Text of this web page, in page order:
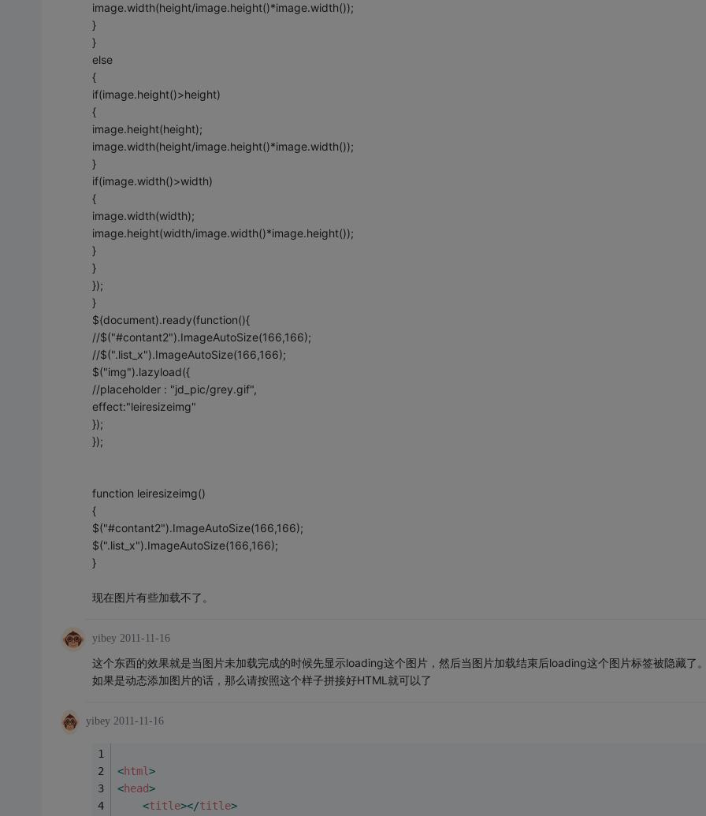
image.width(height/image.height()*image.width());
}
}
else
{
if(image.height()>height)
{
image.height(height);
image.width(height/image.height()*image.width());
}
if(image.width()>width)
{
image.width(width);
image.height(width/image.width()*image.height());
}
}
});
}
$(document).ready(function(){
//$("#contant2").ImageAutoSize(166,166);
//$(".list_x").ImageAutoSize(166,166);
$("img").lazyload({
//placeholder : "jd_pic/grey.gif",
effect:"leiresizeimg"
});
});
function leiresizeimg()
{
$("#contant2").ImageAutoSize(166,166);
$(".list_x").ImageAutoSize(166,166);
}
现在图片有些加载不了。
yibey 2011-11-16
这个东西的效果就是当图片未加载完成的时候先显示loading这个图片，然后当图片加载结束后loading这个图片标签被隐藏了
如果是动态添加图片的话，那么请按照这个样子拼接好HTML就可以了
yibey 2011-11-16
<html >
<head>
<title></title>